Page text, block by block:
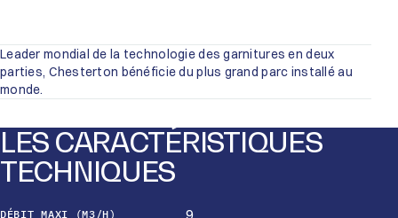
Leader mondial de la technologie des garnitures en deux
parties, Chesterton bénéficie du plus grand parc installé au
monde.
LES CARACTÉRISTIQUES
TECHNIQUES
DÉBIT MAXI (M3/H)